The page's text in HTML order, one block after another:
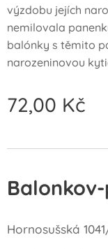
výzdobu jejích
nemilovala
balónky s těmito
narozeninovou
72,00 Kč
Hornosušská